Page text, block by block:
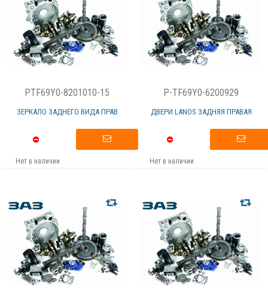
PTF69Y0-8201010-15
ЗЕРКАЛО ЗАДНЕГО ВИДА ПРАВ
Нет в наличии
P-TF69Y0-6200929
ДВЕРИ LANOS ЗАДНЯЯ ПРАВАЯ
Нет в наличии